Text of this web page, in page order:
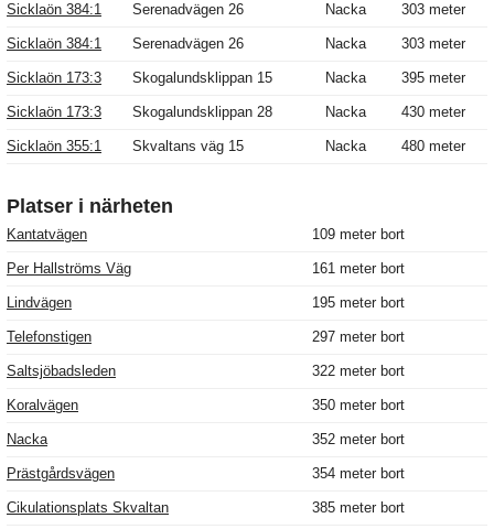
Sicklaön 384:1 Serenadvägen 26 Nacka 303 meter
Sicklaön 384:1 Serenadvägen 26 Nacka 303 meter
Sicklaön 173:3 Skogalundsklippan 15 Nacka 395 meter
Sicklaön 173:3 Skogalundsklippan 28 Nacka 430 meter
Sicklaön 355:1 Skvaltans väg 15 Nacka 480 meter
Platser i närheten
Kantatvägen 109 meter bort
Per Hallströms Väg 161 meter bort
Lindvägen 195 meter bort
Telefonstigen 297 meter bort
Saltsjöbadsleden 322 meter bort
Koralvägen 350 meter bort
Nacka 352 meter bort
Prästgårdsvägen 354 meter bort
Cikulationsplats Skvaltan 385 meter bort